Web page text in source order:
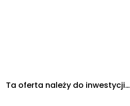
Ta oferta należy do inwestycji…